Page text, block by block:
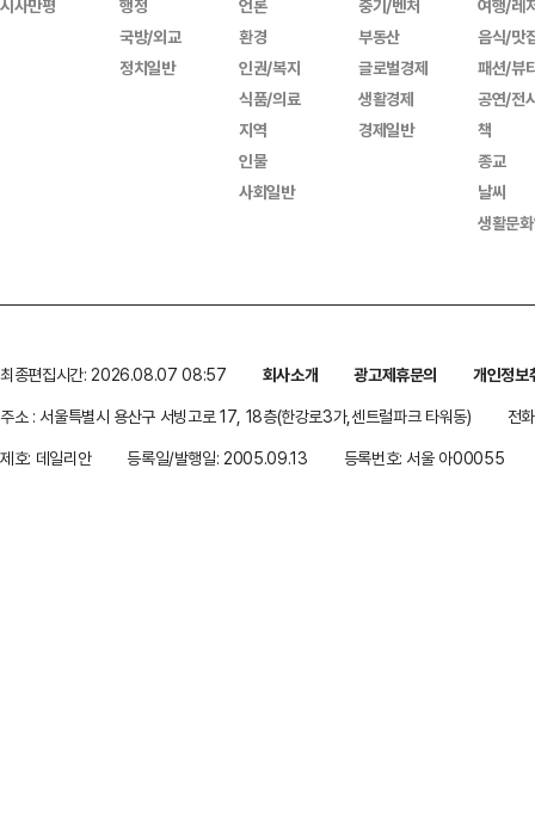
시사만평
행정
국방/외교
정치일반
언론
환경
인권/복지
식품/의료
지역
인물
사회일반
중기/벤처
부동산
글로벌경제
생활경제
경제일반
여행/레
음식/맛
패션/뷰
공연/전
책
종교
날씨
생활문
최종편집시간: 2026.08.07 08:57 회사소개 광고제휴문의
개인정보
주소 : 서울특별시 용산구 서빙고로 17, 18층(한강로3가,센트럴파크 타워동)
전
제호: 데일리안
등록일/발행일: 2005.09.13 등록번호: 서울 아00055